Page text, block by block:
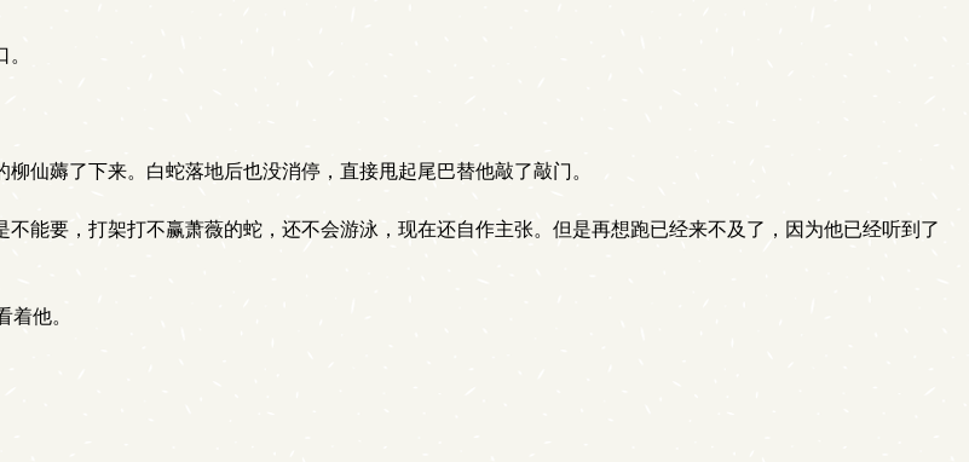
仙薅了下来。白蛇落地后也没消停，直接甩起尾巴替他敲了敲门。
能要，打架打不赢萧薇的蛇，还不会游泳，现在还自作主张。但是再想跑已经来不及了，因为他已经听到了
他。